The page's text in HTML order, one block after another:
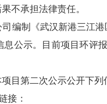
不承担法律责任。
编制《武汉新港三江
公示。目前项目环评
目第二次公示公开下列
接：